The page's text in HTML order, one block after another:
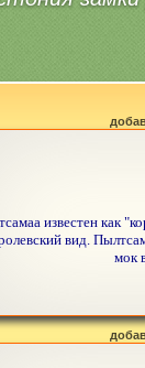
известен как
вид.
мок